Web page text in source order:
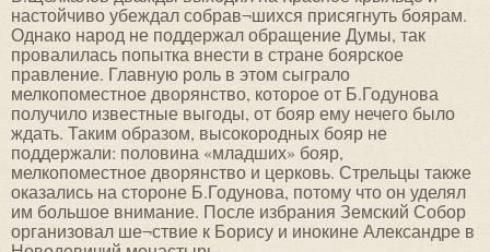
настойчиво убеждал собрав¬шихся присягнуть боярам.
Однако народ не поддержал обращение Думы, так
провалилась попытка внести в стране боярское
правление. Главную роль в этом сыграло
мелкопоместное дворянство, которое от Б.Годунова
получило известные выгоды, от бояр ему нечего было
ждать. Таким образом, высокородных бояр не
поддержали: половина «младших» бояр,
мелкопоместное дворянство и церковь. Стрельцы также
оказались на стороне Б.Годунова, потому что он уделял
им большое внимание. После избрания Земский Собор
организовал ше¬ствие к Борису и инокине Александре в